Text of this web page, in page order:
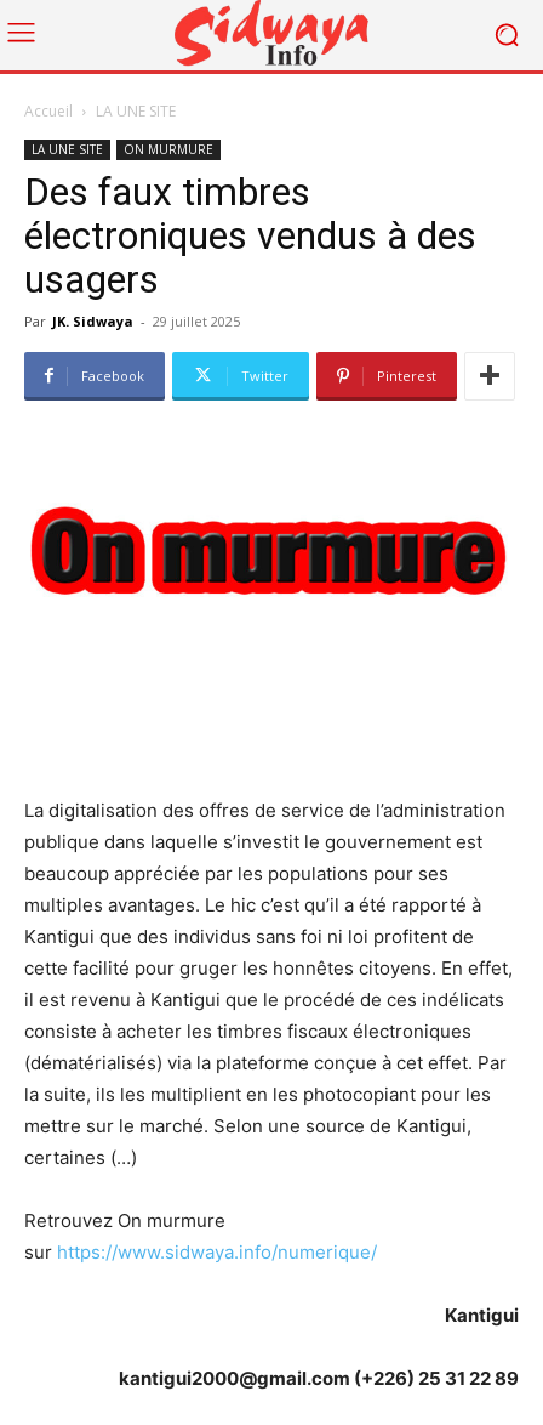
Accueil LA UNE SITE
LA UNE SITE ON MURMURE
Des faux timbres
électroniques vendus à des
usagers
Par JK. Sidwaya - 29 juillet 2025
Facebook Twitter Pinterest
La digitalisation des offres de service de l’administration
publique dans laquelle s’investit le gouvernement est
beaucoup appréciée par les populations pour ses
multiples avantages. Le hic c’est qu’il a été rapporté à
Kantigui que des individus sans foi ni loi profitent de
cette facilité pour gruger les honnêtes citoyens. En effet,
il est revenu à Kantigui que le procédé de ces indélicats
consiste à acheter les timbres fiscaux électroniques
(dématérialisés) via la plateforme conçue à cet effet. Par
la suite, ils les multiplient en les photocopiant pour les
mettre sur le marché. Selon une source de Kantigui,
certaines (…)
Retrouvez On murmure
sur https://www.sidwaya.info/numerique/
Kantigui
kantigui2000@gmail.com (+226) 25 31 22 89